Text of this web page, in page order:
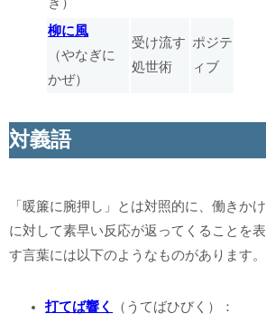
柳に風
（やなぎに
かぜ）
受け流す
処世術
ポジテ
ィブ
対義語
「暖簾に腕押し」とは対照的に、働きかけ
に対して素早い反応が返ってくることを表
す言葉には以下のようなものがあります。
打てば響く
（うてばひびく）：